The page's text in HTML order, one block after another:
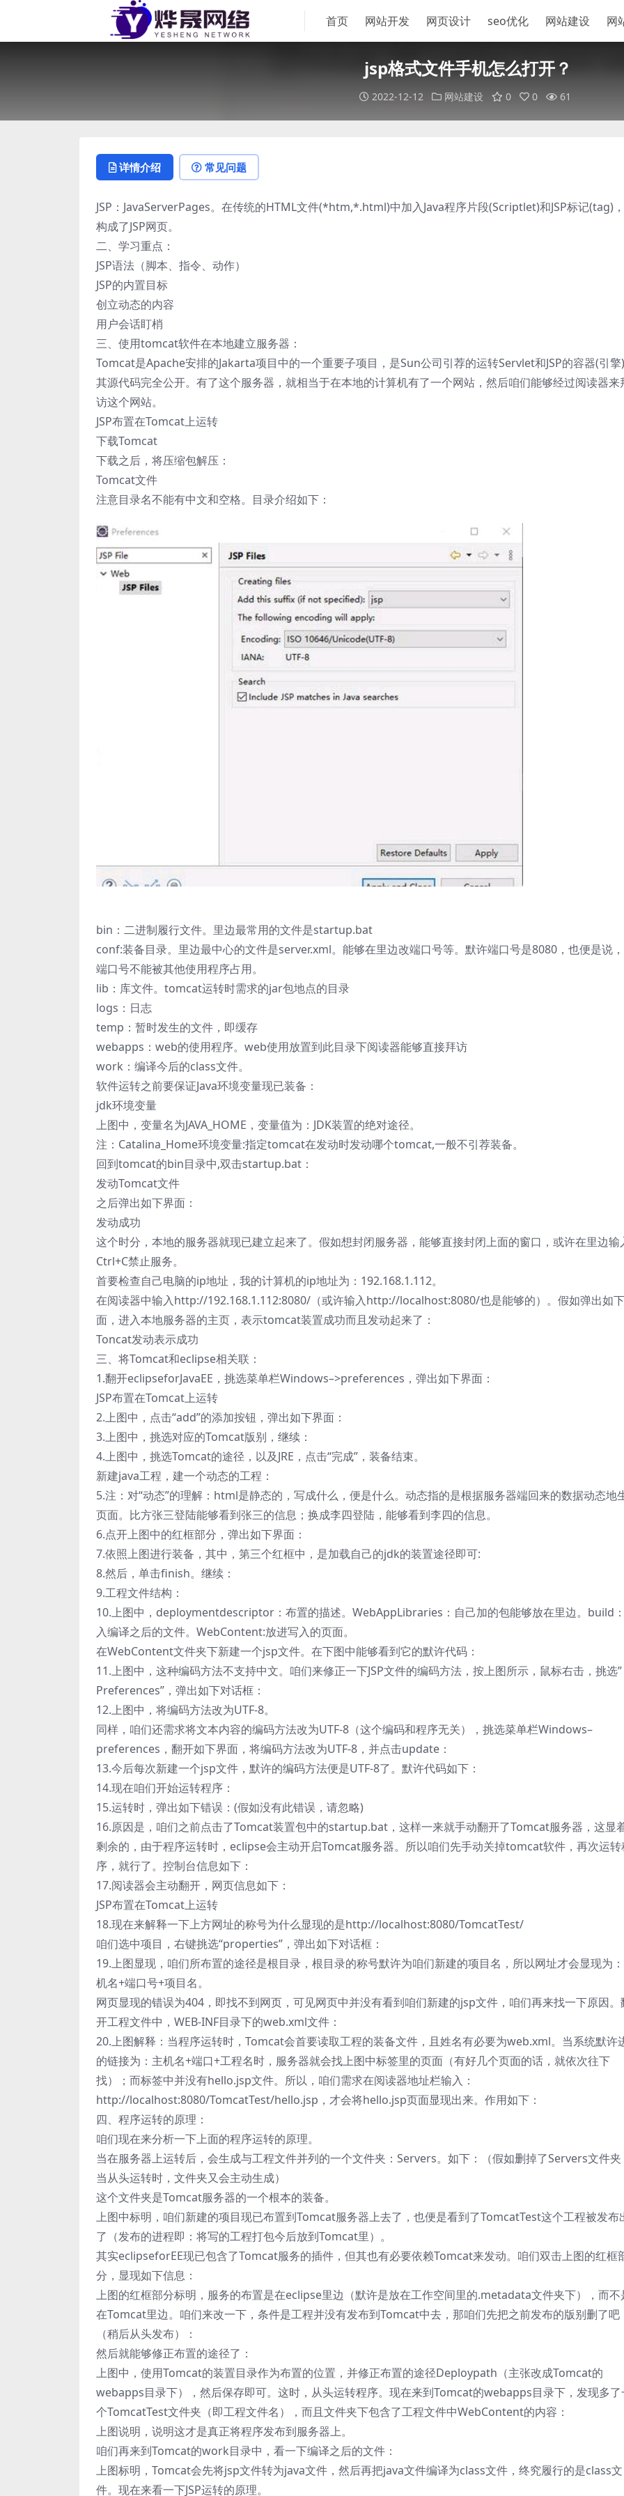
首页 网站开发 网页设计 seo优化 网站建设 网
jsp格式文件手机怎么打开？
2022-12-12 网站建设 0 0 61
详情介绍 常见问题
JSP：JavaServerPages。在传统的HTML文件(*htm,*.html)中加入Java程序片段(Scriptlet)和JSP标记(tag)
构成了JSP网页。
二、学习重点：
JSP语法（脚本、指令、动作）
JSP的内置目标
创立动态的内容
用户会话盯梢
三、使用tomcat软件在本地建立服务器：
Tomcat是Apache安排的Jakarta项目中的一个重要子项目，是Sun公司引荐的运转Servlet和JSP的容器(引擎
其源代码完全公开。有了这个服务器，就相当于在本地的计算机有了一个网站，然后咱们能够经过阅读器来
访这个网站。
JSP布置在Tomcat上运转
下载Tomcat
下载之后，将压缩包解压：
Tomcat文件
注意目录名不能有中文和空格。目录介绍如下：
bin：二进制履行文件。里边最常用的文件是startup.bat
conf:装备目录。里边最中心的文件是server.xml。能够在里边改端口号等。默许端口号是8080，也便是说
端口号不能被其他使用程序占用。
lib：库文件。tomcat运转时需求的jar包地点的目录
logs：日志
temp：暂时发生的文件，即缓存
webapps：web的使用程序。web使用放置到此目录下阅读器能够直接拜访
work：编译今后的class文件。
软件运转之前要保证Java环境变量现已装备：
jdk环境变量
上图中，变量名为JAVA_HOME，变量值为：JDK装置的绝对途径。
注：Catalina_Home环境变量:指定tomcat在发动时发动哪个tomcat,一般不引荐装备。
回到tomcat的bin目录中,双击startup.bat：
发动Tomcat文件
之后弹出如下界面：
发动成功
这个时分，本地的服务器就现已建立起来了。假如想封闭服务器，能够直接封闭上面的窗口，或许在里边输
Ctrl+C禁止服务。
首要检查自己电脑的ip地址，我的计算机的ip地址为：192.168.1.112。
在阅读器中输入http://192.168.1.112:8080/（或许输入http://localhost:8080/也是能够的）。假如弹出如
面，进入本地服务器的主页，表示tomcat装置成功而且发动起来了：
Toncat发动表示成功
三、将Tomcat和eclipse相关联：
1.翻开eclipseforJavaEE，挑选菜单栏Windows–>preferences，弹出如下界面：
JSP布置在Tomcat上运转
2.上图中，点击“add”的添加按钮，弹出如下界面：
3.上图中，挑选对应的Tomcat版别，继续：
4.上图中，挑选Tomcat的途径，以及JRE，点击“完成”，装备结束。
新建java工程，建一个动态的工程：
5.注：对“动态”的理解：html是静态的，写成什么，便是什么。动态指的是根据服务器端回来的数据动态地
页面。比方张三登陆能够看到张三的信息；换成李四登陆，能够看到李四的信息。
6.点开上图中的红框部分，弹出如下界面：
7.依照上图进行装备，其中，第三个红框中，是加载自己的jdk的装置途径即可:
8.然后，单击finish。继续：
9.工程文件结构：
10.上图中，deploymentdescriptor：布置的描述。WebAppLibraries：自己加的包能够放在里边。build
入编译之后的文件。WebContent:放进写入的页面。
在WebContent文件夹下新建一个jsp文件。在下图中能够看到它的默许代码：
11.上图中，这种编码方法不支持中文。咱们来修正一下JSP文件的编码方法，按上图所示，鼠标右击，挑选”
Preferences”，弹出如下对话框：
12.上图中，将编码方法改为UTF-8。
同样，咱们还需求将文本内容的编码方法改为UTF-8（这个编码和程序无关），挑选菜单栏Windows–
preferences，翻开如下界面，将编码方法改为UTF-8，并点击update：
13.今后每次新建一个jsp文件，默许的编码方法便是UTF-8了。默许代码如下：
14.现在咱们开始运转程序：
15.运转时，弹出如下错误：(假如没有此错误，请忽略)
16.原因是，咱们之前点击了Tomcat装置包中的startup.bat，这样一来就手动翻开了Tomcat服务器，这显
剩余的，由于程序运转时，eclipse会主动开启Tomcat服务器。所以咱们先手动关掉tomcat软件，再次运转
序，就行了。控制台信息如下：
17.阅读器会主动翻开，网页信息如下：
JSP布置在Tomcat上运转
18.现在来解释一下上方网址的称号为什么显现的是http://localhost:8080/TomcatTest/
咱们选中项目，右键挑选“properties”，弹出如下对话框：
19.上图显现，咱们所布置的途径是根目录，根目录的称号默许为咱们新建的项目名，所以网址才会显现为
机名+端口号+项目名。
网页显现的错误为404，即找不到网页，可见网页中并没有看到咱们新建的jsp文件，咱们再来找一下原因。
开工程文件中，WEB-INF目录下的web.xml文件：
20.上图解释：当程序运转时，Tomcat会首要读取工程的装备文件，且姓名有必要为web.xml。当系统默许
的链接为：主机名+端口+工程名时，服务器就会找上图中标签里的页面（有好几个页面的话，就依次往下
找）；而标签中并没有hello.jsp文件。所以，咱们需求在阅读器地址栏输入：
http://localhost:8080/TomcatTest/hello.jsp，才会将hello.jsp页面显现出来。作用如下：
四、程序运转的原理：
咱们现在来分析一下上面的程序运转的原理。
当在服务器上运转后，会生成与工程文件并列的一个文件夹：Servers。如下：（假如删掉了Servers文件夹
当从头运转时，文件夹又会主动生成）
这个文件夹是Tomcat服务器的一个根本的装备。
上图中标明，咱们新建的项目现已布置到Tomcat服务器上去了，也便是看到了TomcatTest这个工程被发布
了（发布的进程即：将写的工程打包今后放到Tomcat里）。
其实eclipseforEE现已包含了Tomcat服务的插件，但其也有必要依赖Tomcat来发动。咱们双击上图的红框
分，显现如下信息：
上图的红框部分标明，服务的布置是在eclipse里边（默许是放在工作空间里的.metadata文件夹下），而不
在Tomcat里边。咱们来改一下，条件是工程并没有发布到Tomcat中去，那咱们先把之前发布的版别删了吧
（稍后从头发布）：
然后就能够修正布置的途径了：
上图中，使用Tomcat的装置目录作为布置的位置，并修正布置的途径Deploypath（主张改成Tomcat的
webapps目录下），然后保存即可。这时，从头运转程序。现在来到Tomcat的webapps目录下，发现多了
个TomcatTest文件夹（即工程文件名），而且文件夹下包含了工程文件中WebContent的内容：
上图说明，说明这才是真正将程序发布到服务器上。
咱们再来到Tomcat的work目录中，看一下编译之后的文件：
上图标明，Tomcat会先将jsp文件转为java文件，然后再把java文件编译为class文件，终究履行的是class文
件。现在来看一下JSP运转的原理。